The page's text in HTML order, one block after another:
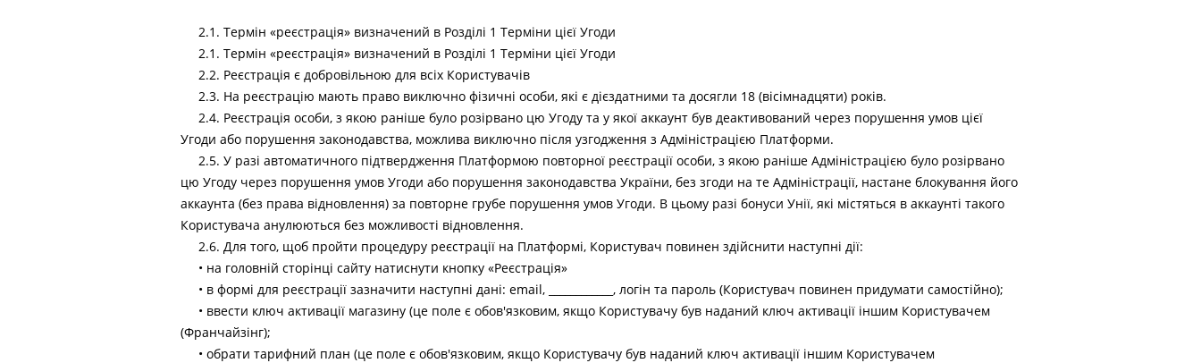
2.1. Термін «реєстрація» визначений в Розділі 1 Терміни цієї Угоди
2.1. Термін «реєстрація» визначений в Розділі 1 Терміни цієї Угоди
2.2. Реєстрація є добровільною для всіх Користувачів
2.3. На реєстрацію мають право виключно фізичні особи, які є дієздатними та досягли 18 (вісімнадцяти) років.
2.4. Реєстрація особи, з якою раніше було розірвано цю Угоду та у якої аккаунт був деактивований через порушення умов цієї
Угоди або порушення законодавства, можлива виключно після узгодження з Адміністрацією Платформи.
2.5. У разі автоматичного підтвердження Платформою повторної реєстрації особи, з якою раніше Адміністрацією було розірвано
цю Угоду через порушення умов Угоди або порушення законодавства України, без згоди на те Адміністрації, настане блокування його
аккаунта (без права відновлення) за повторне грубе порушення умов Угоди. В цьому разі бонуси Унії, які містяться в аккаунті такого
Користувача анулюються без можливості відновлення.
2.6. Для того, щоб пройти процедуру реєстрації на Платформі, Користувач повинен здійснити наступні дії:
• на головній сторінці сайту натиснути кнопку «Реєстрація»
• в формі для реєстрації зазначити наступні дані: email, ____________, логін та пароль (Користувач повинен придумати самостійно);
• ввести ключ активації магазину (це поле є обов'язковим, якщо Користувачу був наданий ключ активації іншим Користувачем
(Франчайзінг);
• обрати тарифний план (це поле є обов'язковим, якщо Користувачу був наданий ключ активації іншим Користувачем